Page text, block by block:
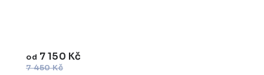
od 7 150 Kč
7 450 Kč